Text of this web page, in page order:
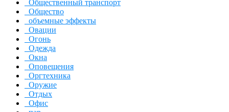
Общественный транспорт
Общество
объемные эффекты
Овации
Огонь
Одежда
Окна
Оповещения
Оргтехника
Оружие
Отдых
Офис